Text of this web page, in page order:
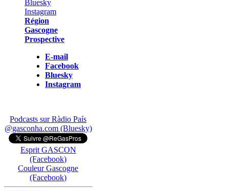
Région
Gascogne
Prospective
E-mail
Facebook
Bluesky
Instagram
Podcasts sur Ràdio País
@gasconha.com (Bluesky)
Esprit GASCON
(Facebook)
Couleur Gascogne
(Facebook)